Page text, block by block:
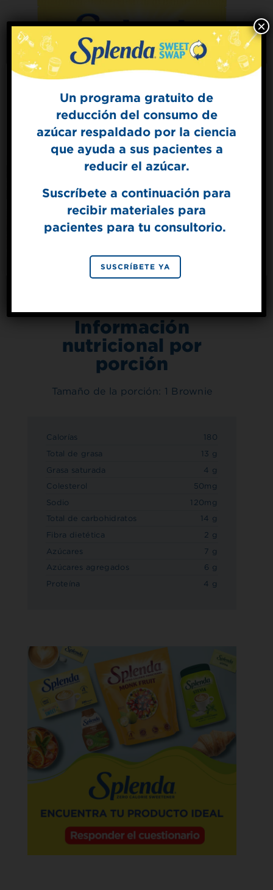
SPLENDA® Endulzante Granulado
VER PRODUCTO
Información
nutricional por
porción
Tamaño de la porción: 1 Brownie
Calorías
180
Total de grasa
13 g
Grasa saturada
4 g
Colesterol
50mg
Sodio
120mg
Total de carbohidratos
14 g
Fibra dietética
2 g
Azúcares
7 g
Azúcares agregados
6 g
Proteína
4 g
Un programa gratuito de
reducción del consumo de
azúcar respaldado por la ciencia
que ayuda a sus pacientes a
reducir el azúcar.
Suscríbete a continuación para
recibir materiales para
pacientes para tu consultorio.
SUSCRÍBETE YA
×
Sign Up for
The Sweet Dish
Get mouth-watering recipes from the
SIGN UP